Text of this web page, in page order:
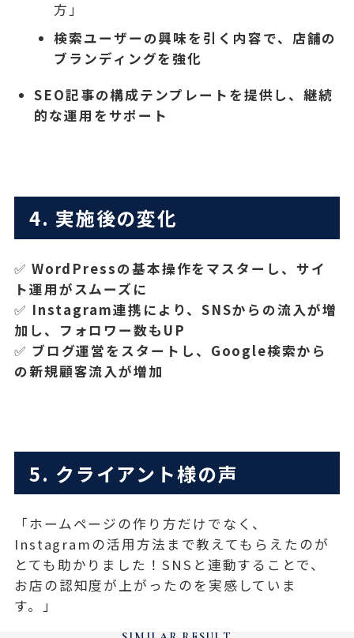
方」
検索ユーザーの興味を引く内容で、店舗の
ブランディングを強化
SEO記事の構成テンプレートを提供し、継続
的な運用をサポート
4. 実施後の変化
✅ WordPressの基本操作をマスターし、サイ
ト運用がスムーズに
✅ Instagram連携により、SNSからの流入が増
加し、フォロワー数もUP
✅ ブログ運営をスタートし、Google検索から
の新規顧客流入が増加
5. クライアント様の声
「ホームページの作り方だけでなく、
Instagramの活用方法まで教えてもらえたのが
とても助かりました！SNSと連動することで、
お店の認知度が上がったのを実感していま
す。」